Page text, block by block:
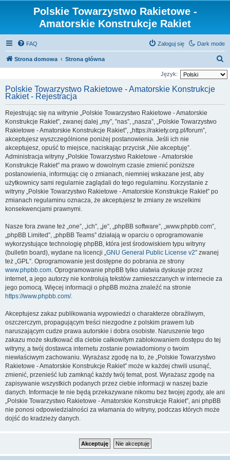
Polskie Towarzystwo Rakietowe -
Amatorskie Konstrukcje Rakiet
Dark mode
FAQ Zaloguj się
Strona domowa Strona główna
z
Język:
Polskie Towarzystwo Rakietowe - Amatorskie Konstrukcje
Rakiet - Rejestracja
Rejestrując się na witrynie „Polskie Towarzystwo Rakietowe - Amatorskie
Konstrukcje Rakiet”, zwanej dalej „my”, ”nas”, „nasza”, „Polskie Towarzystwo
Rakietowe - Amatorskie Konstrukcje Rakiet”, „https://rakiety.org.pl/forum”,
akceptujesz wyszczególnione poniżej postanowienia. Jeśli ich nie
akceptujesz, opuść to miejsce, naciskając przycisk „Nie akceptuję”.
Administracja witryny „Polskie Towarzystwo Rakietowe - Amatorskie
Konstrukcje Rakiet” ma prawo w dowolnym czasie zmienić poniższe
postanowienia, informując cię o zmianach, niemniej wskazane jest, aby
użytkownicy sami regularnie zaglądali do tego regulaminu. Korzystanie z
witryny „Polskie Towarzystwo Rakietowe - Amatorskie Konstrukcje Rakiet” po
zmianach regulaminu oznacza, że akceptujesz te zmiany ze wszelkimi
konsekwencjami prawnymi.
Nasze fora zwane też „one”, „ich”, „je”, „phpBB software”, „www.phpbb.com”,
„phpBB Limited”, „phpBB Teams” działają w oparciu o oprogramowanie
wykorzystujące technologię phpBB, która jest środowiskiem typu witryny
(bulletin board), wydane na licencji „GNU General Public License v2” zwanej
też „GPL”. Oprogramowanie jest dostępne do pobrania ze strony
www.phpbb.com. Oprogramowanie phpBB tylko ułatwia dyskusje przez
internet, a jego autorzy nie kontrolują tekstów zamieszczanych w internecie za
jego pomocą. Więcej informacji o phpBB można znaleźć na stronie
https://www.phpbb.com/.
Akceptujesz zakaz publikowania wypowiedzi o charakterze obraźliwym,
oszczerczym, propagującym treści niezgodne z polskim prawem lub
naruszającym cudze prawa autorskie i dobra osobiste. Naruszenie tego
zakazu może skutkować dla ciebie całkowitym zablokowaniem dostępu do tej
witryny, a twój dostawca internetu zostanie powiadomiony o twoim
niewłaściwym zachowaniu. Wyrażasz zgodę na to, że „Polskie Towarzystwo
Rakietowe - Amatorskie Konstrukcje Rakiet” może w każdej chwili usunąć,
zmienić, przenieść lub zamknąć każdy twój temat, post. Wyrażasz zgodę na
zapisywanie wszystkich podanych przez ciebie informacji w naszej bazie
danych. Informacje te nie będą przekazywane nikomu bez twojej zgody, ale ani
„Polskie Towarzystwo Rakietowe - Amatorskie Konstrukcje Rakiet”, ani phpBB
nie ponosi odpowiedzialności za włamania do witryny, podczas których może
dojść do kradzieży danych.